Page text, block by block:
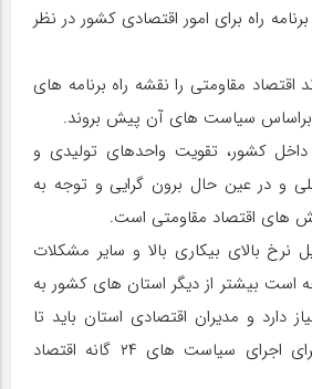
برنامه راه برای امور اقتصادی کشور در نظر
مقاومتی را نقشه راه برنامه های
براساس سیاست های آن پیش بروند.
کشور، تقویت واحدهای تولیدی و
و در عین حال برون گرایی و توجه به
های اقتصاد مقاومتی است.
نرخ بالای بیکاری بالا و سایر مشکلات
است بیشتر از دیگر استان های کشور به
دارد و مدیران اقتصادی استان باید تا
جاییکه ممکن است برای اجرای سیاست های ۲۴ گانه اقتصاد